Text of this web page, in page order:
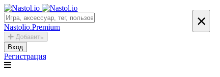
Nastolio.Premium
Добавить
Вход
Регистрация
×